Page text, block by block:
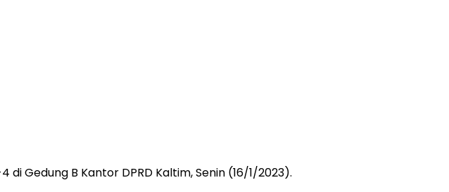
Gedung B Kantor DPRD Kaltim, Senin (16/1/2023).